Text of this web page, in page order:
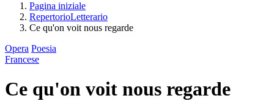
Pagina iniziale
RepertorioLetterario
Ce qu'on voit nous regarde
Opera Poesia
Francese
Ce qu'on voit nous regarde